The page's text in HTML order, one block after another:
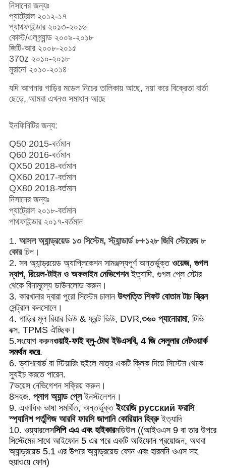
নিসানের জন্যঃ
প্যাট্রোল ২০১২-১৭
প্যাথফাইন্ডার ২০১৩-২০১৬
কোস্ট/এলগ্র্যান্ড ২০০৯-২০১৮
জিটি-আর ২০০৮-২০১৫
370z ২০১০-২০১৮
মুরানো ২০১০-২০১৪
যদি আপনার গাড়ির মডেল নিচের তালিকায় আছে, দয়া করে বিক্রেতা বার্তা
ছেড়ে, আমরা এখনও সমাধান আছে
ইনফিনিটির জন্য:
Q50 2015-বর্তমান
Q60 2016-বর্তমান
QX50 2018-বর্তমান
QX60 2017-বর্তমান
QX80 2018-বর্তমান
নিসানের জন্যঃ
প্যাট্রোল ২০১৮-বর্তমান
পাথফাইন্ডার ২০১৭-বর্তমান
1. আসল অ্যান্ড্রয়েড ১৩ সিস্টেম, স্ট্যান্ডার্ড ৮+১২৮ জিবি স্টোরেজ ৮
কোর চিপ।
2. সব অ্যান্ড্রয়েড অ্যাপ্লিকেশন সামঞ্জস্যপূর্ণ অন্তর্ভুক্ত ওয়েজ, গুগল
ম্যাপ, রিয়েল-টাইম ও অফলাইন নেভিগেশন ইত্যাদি, গুগল প্লে স্টোর
থেকে বিনামূল্যে ডাউনলোড করুন।
3. কারখানার দ্বারা পুরো সিস্টেম চালান উৎপত্তি শিফট বোতাম টাচ স্ক্রিন
সেন্ট্রাল কনসোলে।
4. গাড়ির মূল রিয়ার ভিউ & ফ্রন্ট ভিউ, DVR,৩৬০ প্যানোরামা, টিভি
বক্স, TPMS ঐচ্ছিক।
5.সংযোগ করুনওয়াই-ফাই ব্লু-টোথ ইউএসবি, 4 জি সেলুলার নেটওয়ার্ক
সমর্থন করে.
6. ড্যাশবোর্ড বা স্টিয়ারিং হুইলে মাত্র একটি ক্লিক দিয়ে সিস্টেম থেকে
স্যুইচ করতে পারেন.
7ভয়েস নেভিগেশন সক্রিয় করুন।
8সহজ. প্লাগ অ্যান্ড প্লে ইনস্টলেশন।
9. একাধিক ভাষা সমর্থিত, অন্তর্ভুক্ত ইংরেজি русский ফরাসি
স্প্যানিশ পর্তুগিজ আরবি ফারসি জাপানি কোরিয়ান হিব্রু ইত্যাদি
10. ওয়্যারলেসসিপি এএ এবং হাইকারমডিউল ((আইওএস 9 বা তার উপরে
সিস্টেমের সাথে আইফোন 5 এর পরে একটি আইফোন প্রয়োজন, অথবা
অ্যান্ড্রয়েড 5.1 এর উপরে অ্যান্ড্রয়েড ফোন এবং হারমনি ওএস সহ
হুয়াওয়ে ফোন)